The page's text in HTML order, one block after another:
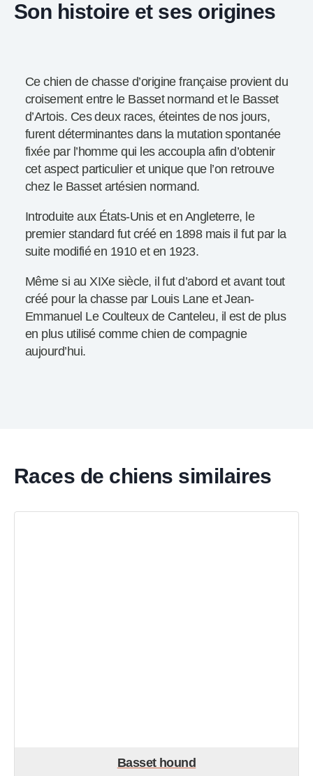
Son histoire et ses origines
Ce chien de chasse d’origine française provient du
croisement entre le Basset normand et le Basset
d’Artois. Ces deux races, éteintes de nos jours,
furent déterminantes dans la mutation spontanée
fixée par l’homme qui les accoupla afin d’obtenir
cet aspect particulier et unique que l’on retrouve
chez le Basset artésien normand.
Introduite aux États-Unis et en Angleterre, le
premier standard fut créé en 1898 mais il fut par la
suite modifié en 1910 et en 1923.
Même si au XIXe siècle, il fut d’abord et avant tout
créé pour la chasse par Louis Lane et Jean-
Emmanuel Le Coulteux de Canteleu, il est de plus
en plus utilisé comme chien de compagnie
aujourd’hui.
Races de chiens similaires
Basset hound